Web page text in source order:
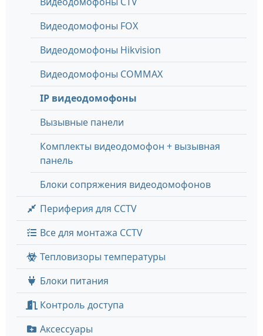
Видеодомофоны FOX
Видеодомофоны Hikvision
Видеодомофоны COMMAX
IP видеодомофоны
Вызывные панели
Комплекты видеодомофон + вызывная
панель
Блоки сопряжения видеодомофонов
Периферия для CCTV
Все для монтажа CCTV
Тепловизоры температуры
Блоки питания
Контроль доступа
Аксессуары